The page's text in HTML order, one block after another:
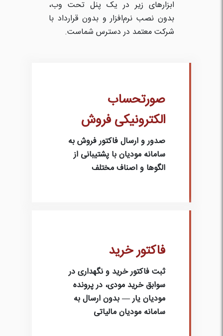
ابزارهای زیر در یک پنل تحت وب،
بدون نصب نرم‌افزار و بدون قرارداد با
شرکت معتمد در دسترس شماست.
صورتحساب
الکترونیکی فروش
صدور و ارسال فاکتور فروش به
سامانه مودیان با پشتیبانی از
الگوها و اصناف مختلف
فاکتور خرید
ثبت فاکتور خرید و نگهداری در
سوابق خرید مودی، در پرونده
مودیان یار — بدون ارسال به
سامانه مودیان مالیاتی